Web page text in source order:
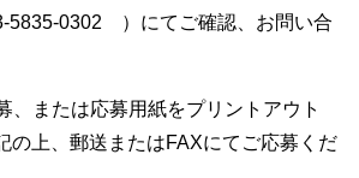
0302 ）にてご確認、お問い合
、または応募用紙をプリントアウト
の上、郵送またはFAXにてご応募くだ